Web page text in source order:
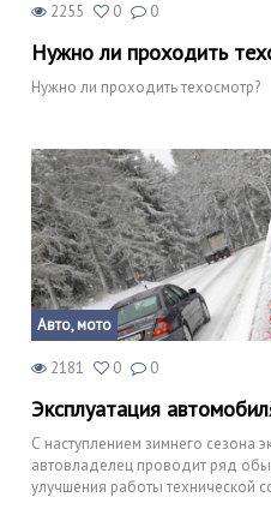
2255 0 0
Нужно ли проходить
Нужно ли проходить техосмотр?
Авто, мото
2181 0 0
Эксплуатация
С наступлением зимнего сезона
автовладелец проводит ряд
улучшения работы технической